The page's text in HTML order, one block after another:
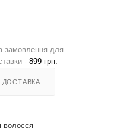
замовлення для
- 899 грн.
ДОСТАВКА
волосся